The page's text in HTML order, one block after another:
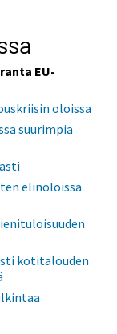
EU-
oloissa
suurimpia
elinoloissa
kotitalouden